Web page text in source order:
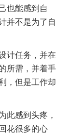
也能感到自
并不是为了自
计任务，并在
所需，并着手
，但是工作却
感到头疼，
花很多的心